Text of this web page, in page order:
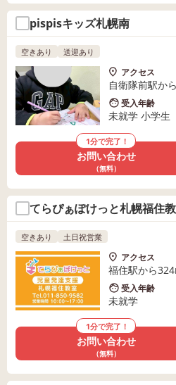
pispisキッズ札幌南
空きあり 送迎あり
アクセス
自衛隊前駅か
受入年齢
未就学 小学生
1分で完了！
お問い合わせ
（無料）
てらぴぁぽけっと札幌福住
空きあり 土日祝営業
アクセス
福住駅から
受入年齢
未就学
1分で完了！
お問い合わせ
（無料）